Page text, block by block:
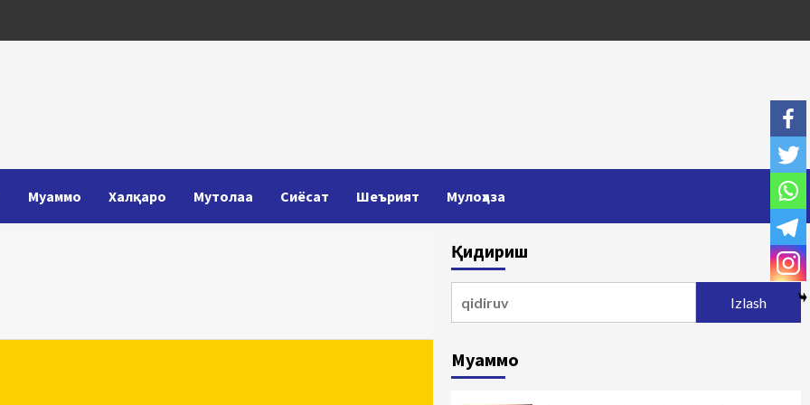
Муаммо Халқаро Мутолаа Сиёсат Шеърият Мулоҳаза
Қидириш
Муаммо